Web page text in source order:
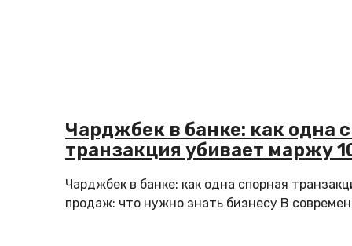
Чарджбек в банке: как одна
транзакция убивает маржу
Чарджбек в банке: как одна спорная
продаж: что нужно знать бизнесу В